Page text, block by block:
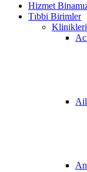
Hizmet
Tıbbi Birimler